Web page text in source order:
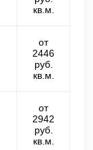
кв.м.
от
2446
руб.
кв.м.
от
2942
руб.
кв.м.